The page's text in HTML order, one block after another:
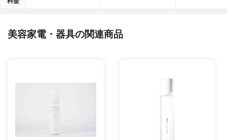
美容家電・器具の関連商品